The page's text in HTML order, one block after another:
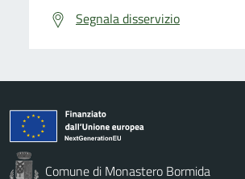
Segnala disservizio
Comune di Monastero Bormida